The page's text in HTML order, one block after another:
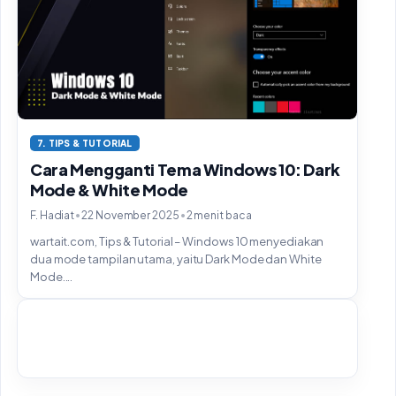
7. TIPS & TUTORIAL
Cara Mengganti Tema Windows 10: Dark
Mode & White Mode
F. Hadiat•22 November 2025 •2 menit baca
wartait.com, Tips & Tutorial – Windows 10 menyediakan
dua mode tampilan utama, yaitu Dark Mode dan White
Mode....